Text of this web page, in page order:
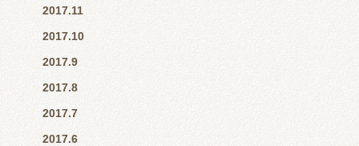
2017.11
2017.10
2017.9
2017.8
2017.7
2017.6